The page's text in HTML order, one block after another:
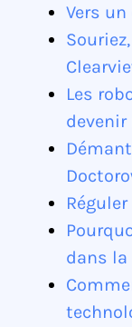
Vers
Les
devenir
dans la